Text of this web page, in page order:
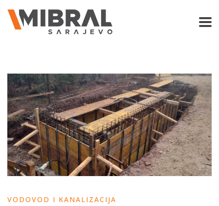
VODOVOD I KANALIZACIJA